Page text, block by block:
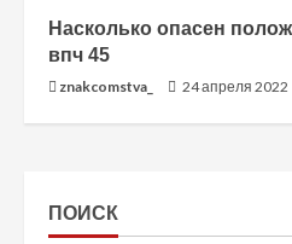
Насколько опасен
впч 45
znakcomstva_ 24 апреля 2022
ПОИСК